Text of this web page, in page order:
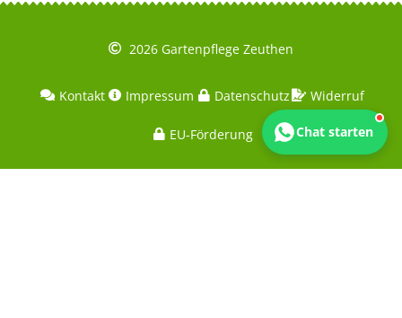
2026 Gartenpflege Zeuthen
Kontakt Impressum Datenschutz Widerruf
EU-Förderung Chat starten